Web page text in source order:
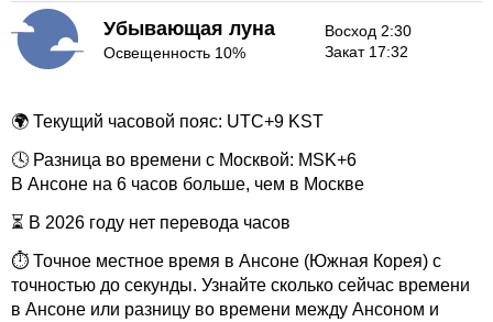
Убывающая луна
Освещенность 10%
Восход 2:30
Закат 17:32
🌍 Текущий часовой пояс: UTC+9 KST
🕓 Разница во времени с Москвой: MSK+6
В Ансоне на 6 часов больше, чем в Москве
⏳ В 2026 году нет перевода часов
⏱ Точное местное время в Ансоне (Южная Корея) с
точностью до секунды. Узнайте сколько сейчас времени
в Ансоне или разницу во времени между Ансоном и